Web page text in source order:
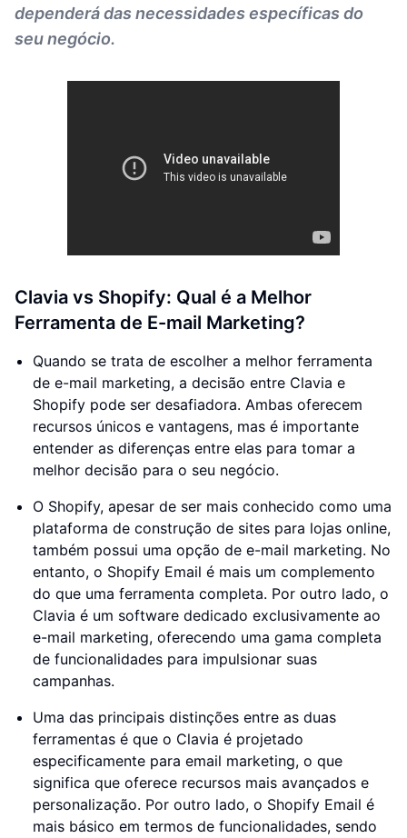
dependerá das necessidades específicas do
seu negócio.
Clavia vs Shopify: Qual é a Melhor
Ferramenta de E-mail Marketing?
Quando se trata de escolher a melhor ferramenta
de e-mail marketing, a decisão entre Clavia e
Shopify pode ser desafiadora. Ambas oferecem
recursos únicos e vantagens, mas é importante
entender as diferenças entre elas para tomar a
melhor decisão para o seu negócio.
O Shopify, apesar de ser mais conhecido como uma
plataforma de construção de sites para lojas online,
também possui uma opção de e-mail marketing. No
entanto, o Shopify Email é mais um complemento
do que uma ferramenta completa. Por outro lado, o
Clavia é um software dedicado exclusivamente ao
e-mail marketing, oferecendo uma gama completa
de funcionalidades para impulsionar suas
campanhas.
Uma das principais distinções entre as duas
ferramentas é que o Clavia é projetado
especificamente para email marketing, o que
significa que oferece recursos mais avançados e
personalização. Por outro lado, o Shopify Email é
mais básico em termos de funcionalidades, sendo